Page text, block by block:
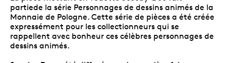
partiede la série Personnages de dessins animés de la
Monnaie de Pologne. Cette série de pièces a été créée
expressément pour les collectionneurs qui se
rappellent avec bonheur ces célèbres personnages de
dessins animés.